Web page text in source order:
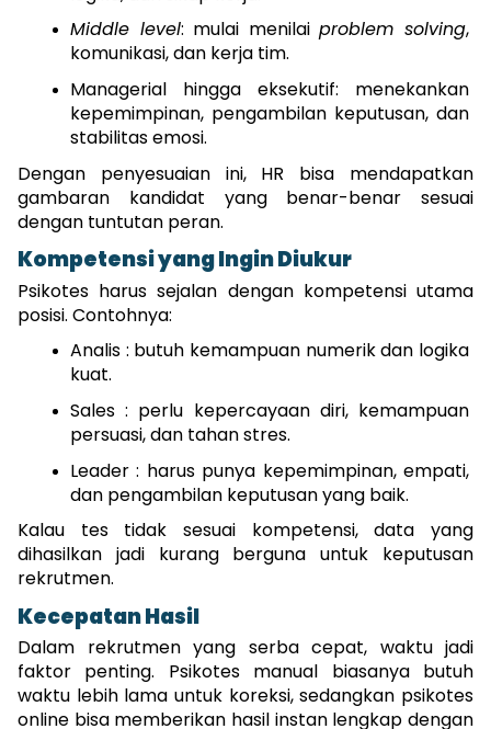
Middle level: mulai menilai problem solving,
komunikasi, dan kerja tim.
Managerial hingga eksekutif: menekankan
kepemimpinan, pengambilan keputusan, dan
stabilitas emosi.
Dengan penyesuaian ini, HR bisa mendapatkan
gambaran kandidat yang benar-benar sesuai
dengan tuntutan peran.
Kompetensi yang Ingin Diukur
Psikotes harus sejalan dengan kompetensi utama
posisi. Contohnya:
Analis : butuh kemampuan numerik dan logika
kuat.
Sales : perlu kepercayaan diri, kemampuan
persuasi, dan tahan stres.
Leader : harus punya kepemimpinan, empati,
dan pengambilan keputusan yang baik.
Kalau tes tidak sesuai kompetensi, data yang
dihasilkan jadi kurang berguna untuk keputusan
rekrutmen.
Kecepatan Hasil
Dalam rekrutmen yang serba cepat, waktu jadi
faktor penting. Psikotes manual biasanya butuh
waktu lebih lama untuk koreksi, sedangkan psikotes
online bisa memberikan hasil instan lengkap dengan